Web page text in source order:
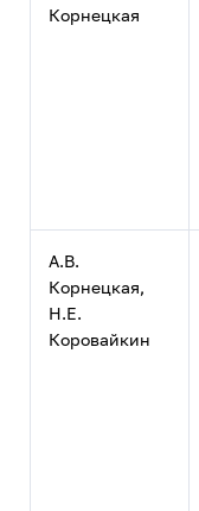
Корнецкая
А.В.
Корнецкая,
Н.Е.
Коровайкин